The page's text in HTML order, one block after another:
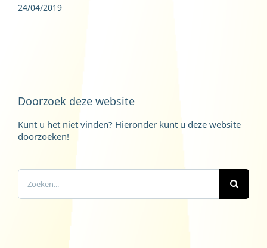
24/04/2019
Doorzoek deze website
Kunt u het niet vinden? Hieronder kunt u deze website
doorzoeken!
Zoeken
naar: